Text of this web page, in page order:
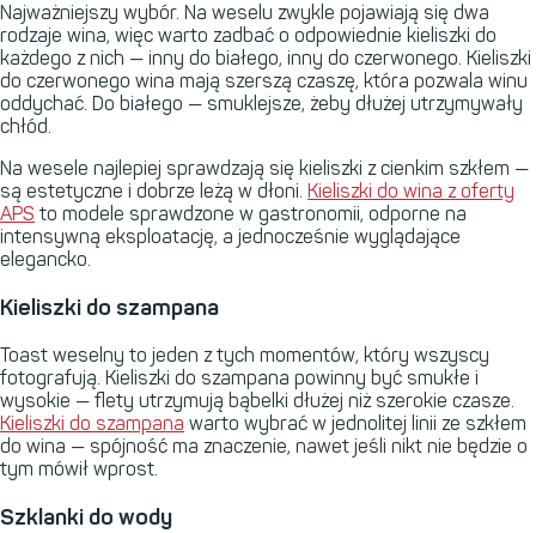
Najważniejszy wybór. Na weselu zwykle pojawiają się dwa
rodzaje wina, więc warto zadbać o odpowiednie kieliszki do
każdego z nich — inny do białego, inny do czerwonego. Kieliszki
do czerwonego wina mają szerszą czaszę, która pozwala winu
oddychać. Do białego — smuklejsze, żeby dłużej utrzymywały
chłód.
Na wesele najlepiej sprawdzają się kieliszki z cienkim szkłem —
są estetyczne i dobrze leżą w dłoni. Kieliszki do wina z oferty
APS to modele sprawdzone w gastronomii, odporne na
intensywną eksploatację, a jednocześnie wyglądające
elegancko.
Kieliszki do szampana
Toast weselny to jeden z tych momentów, który wszyscy
fotografują. Kieliszki do szampana powinny być smukłe i
wysokie — flety utrzymują bąbelki dłużej niż szerokie czasze.
Kieliszki do szampana warto wybrać w jednolitej linii ze szkłem
do wina — spójność ma znaczenie, nawet jeśli nikt nie będzie o
tym mówił wprost.
Szklanki do wody